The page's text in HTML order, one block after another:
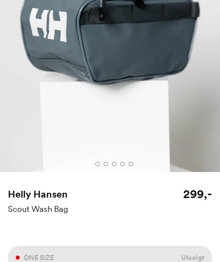
Helly Hansen
Scout Wash Bag
299,-
ONE SIZE Utsolgt